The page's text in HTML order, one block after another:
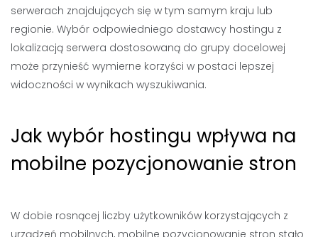
serwerach znajdujących się w tym samym kraju lub
regionie. Wybór odpowiedniego dostawcy hostingu z
lokalizacją serwera dostosowaną do grupy docelowej
może przynieść wymierne korzyści w postaci lepszej
widoczności w wynikach wyszukiwania.
Jak wybór hostingu wpływa na
mobilne pozycjonowanie stron
W dobie rosnącej liczby użytkowników korzystających z
urządzeń mobilnych, mobilne pozycjonowanie stron stało